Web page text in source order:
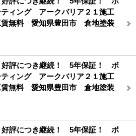
ティング アークバリア２１施工
賃無料 愛知県豊田市 倉地塗装
評につき継続！ 5年保証！ ボ
ティング アークバリア２１施工
賃無料 愛知県豊田市 倉地塗装
評につき継続！ 5年保証！ ボ